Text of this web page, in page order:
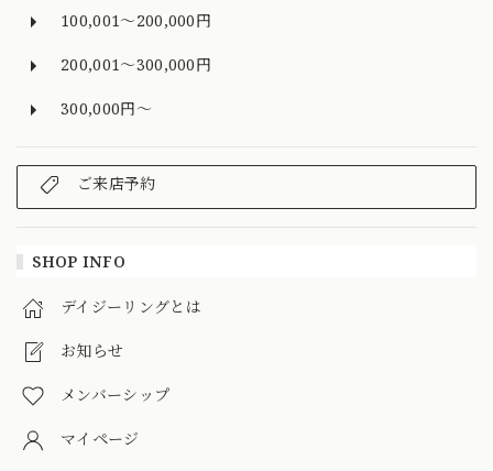
100,001～200,000円
200,001～300,000円
300,000円～
ご来店予約
SHOP INFO
デイジーリングとは
お知らせ
メンバーシップ
マイページ